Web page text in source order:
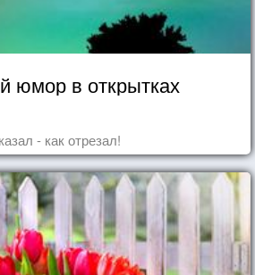
юмор в открытках
- как отрезал!